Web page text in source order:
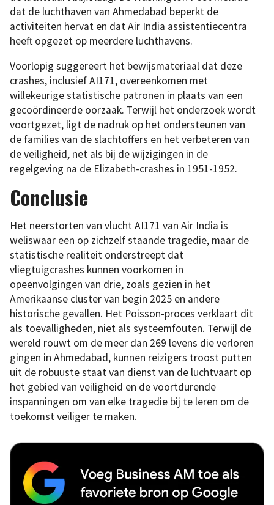
dat de luchthaven van Ahmedabad beperkt de
activiteiten hervat en dat Air India assistentiecentra
heeft opgezet op meerdere luchthavens.
Voorlopig suggereert het bewijsmateriaal dat deze
crashes, inclusief AI171, overeenkomen met
willekeurige statistische patronen in plaats van een
gecoördineerde oorzaak. Terwijl het onderzoek wordt
voortgezet, ligt de nadruk op het ondersteunen van
de families van de slachtoffers en het verbeteren van
de veiligheid, net als bij de wijzigingen in de
regelgeving na de Elizabeth-crashes in 1951-1952.
Conclusie
Het neerstorten van vlucht AI171 van Air India is
weliswaar een op zichzelf staande tragedie, maar de
statistische realiteit onderstreept dat
vliegtuigcrashes kunnen voorkomen in
opeenvolgingen van drie, zoals gezien in het
Amerikaanse cluster van begin 2025 en andere
historische gevallen. Het Poisson-proces verklaart dit
als toevalligheden, niet als systeemfouten. Terwijl de
wereld rouwt om de meer dan 269 levens die verloren
gingen in Ahmedabad, kunnen reizigers troost putten
uit de robuuste staat van dienst van de luchtvaart op
het gebied van veiligheid en de voortdurende
inspanningen om van elke tragedie bij te leren om de
toekomst veiliger te maken.